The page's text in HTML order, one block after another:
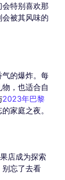
特别喜欢那
被其风味的
的爆炸。每
，也适合自
2023年巴黎
家庭之夜。
店成为探索
别忘了去看